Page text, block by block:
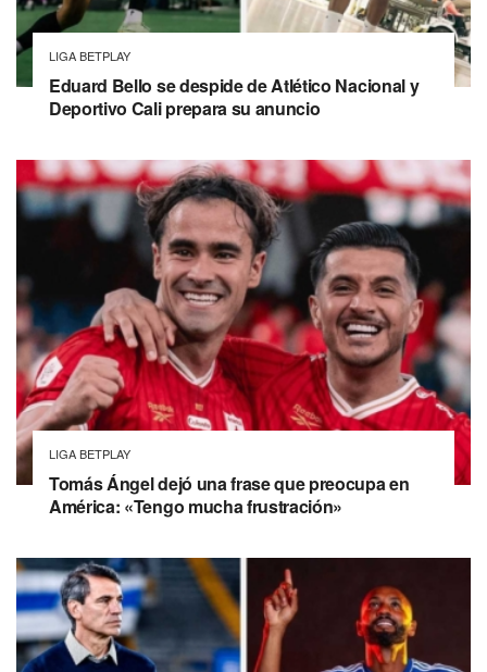
LIGA BETPLAY
Eduard Bello se despide de Atlético Nacional y
Deportivo Cali prepara su anuncio
LIGA BETPLAY
Tomás Ángel dejó una frase que preocupa en
América: «Tengo mucha frustración»